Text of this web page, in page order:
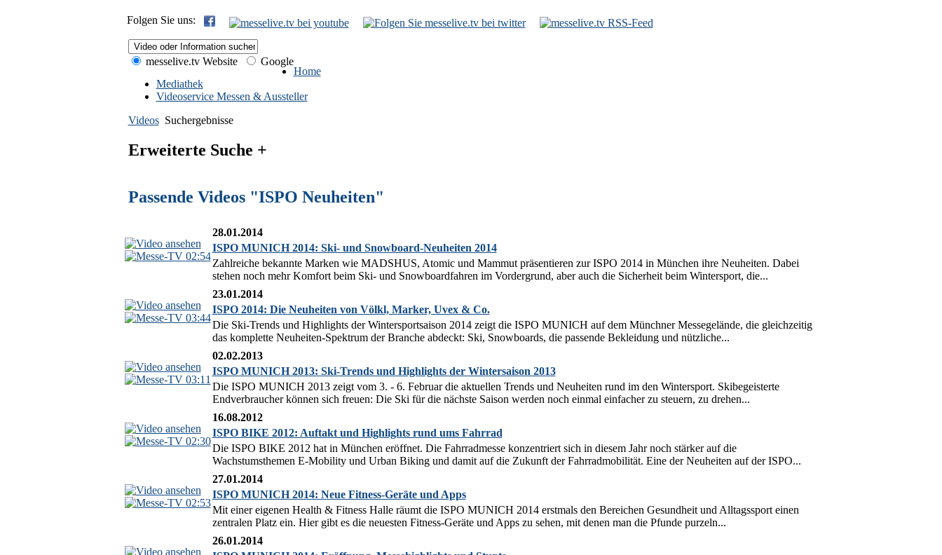
Folgen Sie uns:
messelive.tv Website
Google
Home
Mediathek
Videoservice Messen & Aussteller
Videos Suchergebnisse
Erweiterte Suche +
Passende Videos "ISPO Neuheiten"
02:54
28.01.2014
ISPO MUNICH 2014: Ski- und Snowboard-Neuheiten 2014
Zahlreiche bekannte Marken wie MADSHUS, Atomic und Mammut präsentieren zur ISPO 2014 in München ihre Neuheiten. Dabei
stehen noch mehr Komfort beim Ski- und Snowboardfahren im Vordergrund, aber auch die Sicherheit beim Wintersport, die...
03:44
23.01.2014
ISPO 2014: Die Neuheiten von Völkl, Marker, Uvex & Co.
Die Ski-Trends und Highlights der Wintersportsaison 2014 zeigt die ISPO MUNICH auf dem Münchner Messegelände, die gleichzeitig
das komplette Neuheiten-Spektrum der Branche abdeckt: Ski, Snowboards, die passende Bekleidung und nützliche...
03:11
02.02.2013
ISPO MUNICH 2013: Ski-Trends und Highlights der Wintersaison 2013
Die ISPO MUNICH 2013 zeigt vom 3. - 6. Februar die aktuellen Trends und Neuheiten rund im den Wintersport. Skibegeisterte
Endverbraucher können sich freuen: Die Ski für die nächste Saison werden noch einmal einfacher zu steuern, zu drehen...
02:30
16.08.2012
ISPO BIKE 2012: Auftakt und Highlights rund ums Fahrrad
Die ISPO BIKE 2012 hat in München eröffnet. Die Fahrradmesse konzentriert sich in diesem Jahr noch stärker auf die
Wachstumsthemen E-Mobility und Urban Biking und damit auf die Zukunft der Fahrradmobilität. Eine der Neuheiten auf der ISPO...
02:53
27.01.2014
ISPO MUNICH 2014: Neue Fitness-Geräte und Apps
Mit einer eigenen Health & Fitness Halle räumt die ISPO MUNICH 2014 erstmals den Bereichen Gesundheit und Alltagssport einen
zentralen Platz ein. Hier gibt es die neuesten Fitness-Geräte und Apps zu sehen, mit denen man die Pfunde purzeln...
26.01.2014